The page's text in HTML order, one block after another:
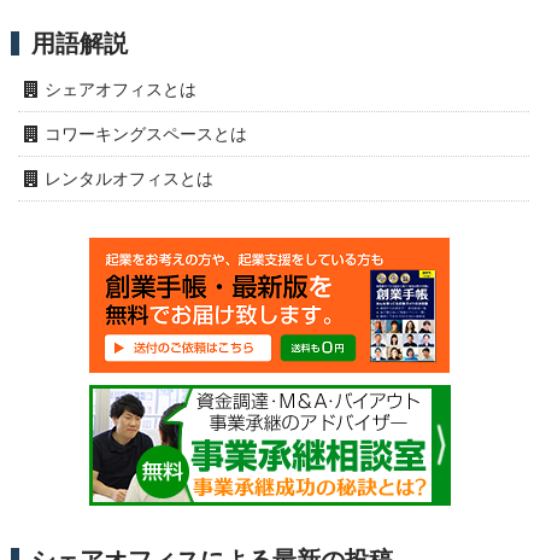
用語解説
シェアオフィスとは
コワーキングスペースとは
レンタルオフィスとは